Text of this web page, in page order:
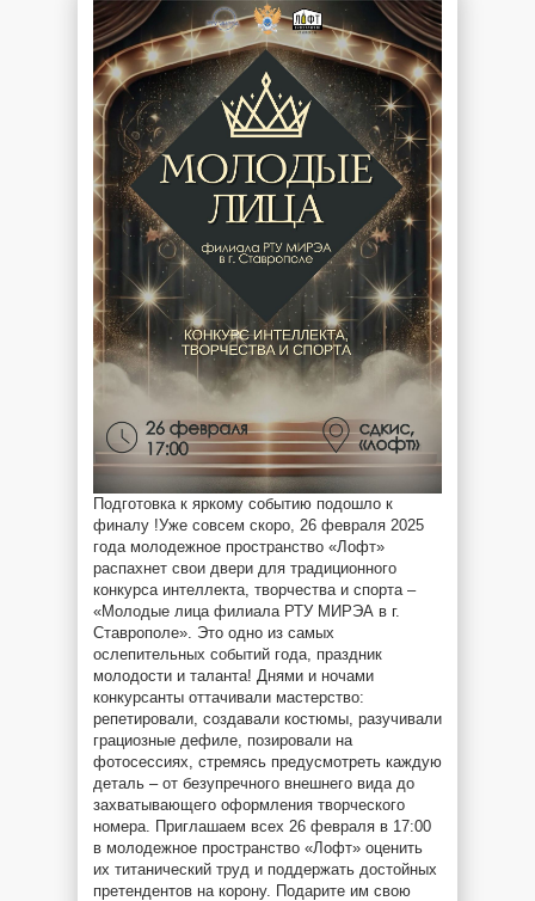
Подготовка к яркому событию подошло к
финалу !Уже совсем скоро, 26 февраля 2025
года молодежное пространство «Лофт»
распахнет свои двери для традиционного
конкурса интеллекта, творчества и спорта –
«Молодые лица филиала РТУ МИРЭА в г.
Ставрополе». Это одно из самых
ослепительных событий года, праздник
молодости и таланта! Днями и ночами
конкурсанты оттачивали мастерство:
репетировали, создавали костюмы, разучивали
грациозные дефиле, позировали на
фотосессиях, стремясь предусмотреть каждую
деталь – от безупречного внешнего вида до
захватывающего оформления творческого
номера. Приглашаем всех 26 февраля в 17:00
в молодежное пространство «Лофт» оценить
их титанический труд и поддержать достойных
претендентов на корону. Подарите им свою